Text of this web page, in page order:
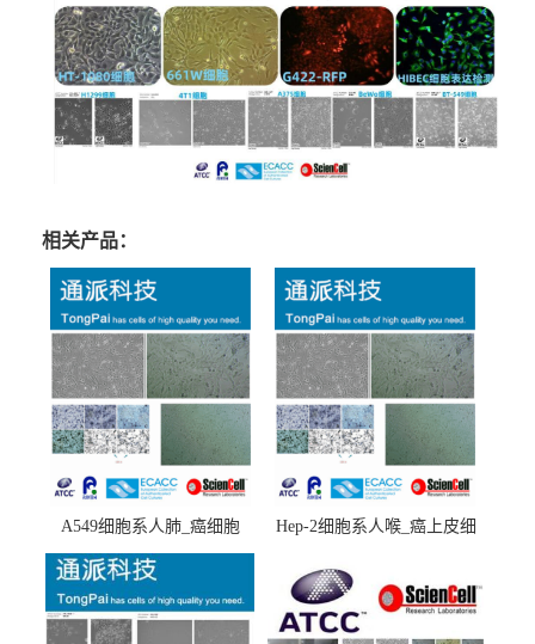
相关产品：
A549细胞系人肺_癌细胞
(A549细胞)
Hep-2细胞系人喉_癌上皮细